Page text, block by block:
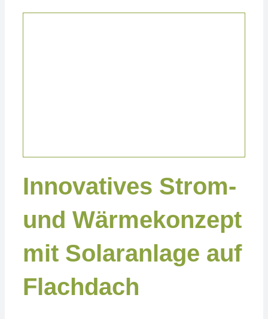
Innovatives Strom-
und Wärmekonzept
mit Solaranlage auf
Flachdach